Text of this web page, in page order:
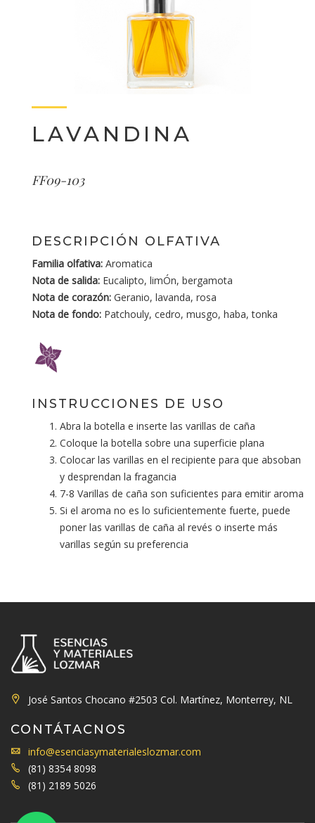
LAVANDINA
FF09-103
DESCRIPCIÓN OLFATIVA
Familia olfativa: Aromatica
Nota de salida: Eucalipto, limÓn, bergamota
Nota de corazón: Geranio, lavanda, rosa
Nota de fondo: Patchouly, cedro, musgo, haba, tonka
INSTRUCCIONES DE USO
Abra la botella e inserte las varillas de caña
Coloque la botella sobre una superficie plana
Colocar las varillas en el recipiente para que absoban
y desprendan la fragancia
7-8 Varillas de caña son suficientes para emitir aroma
Si el aroma no es lo suficientemente fuerte, puede
poner las varillas de caña al revés o inserte más
varillas según su preferencia
José Santos Chocano #2503 Col. Martínez, Monterrey, NL
CONTÁTACNOS
info@esenciasymaterialeslozmar.com
(81) 8354 8098
(81) 2189 5026